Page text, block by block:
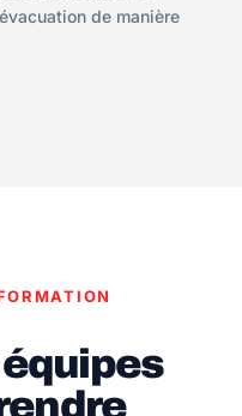
de manière
équipes